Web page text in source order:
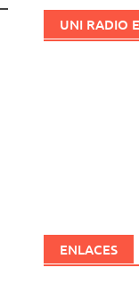
UNI RADIO
ENLACES